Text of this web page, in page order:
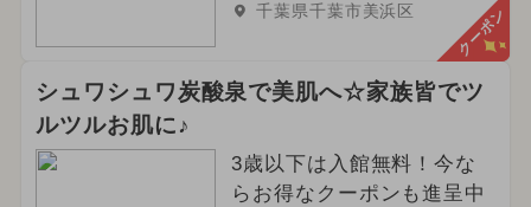
千葉県千葉市美浜区 クーポン
シュワシュワ炭酸泉で美肌へ☆家族皆でツ
ルツルお肌に♪
3歳以下は入館無料！今な
らお得なクーポンも進呈中